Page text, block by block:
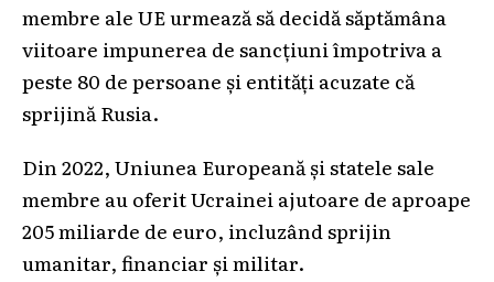
membre ale UE urmează să decidă săptămâna
viitoare impunerea de sancțiuni împotriva a
peste 80 de persoane și entități acuzate că
sprijină Rusia.
Din 2022, Uniunea Europeană și statele sale
membre au oferit Ucrainei ajutoare de aproape
205 miliarde de euro, incluzând sprijin
umanitar, financiar și militar.